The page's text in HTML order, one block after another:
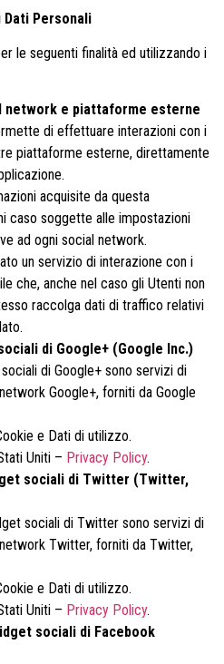
Personali
le seguenti finalità ed utilizzando i
network e piattaforme esterne
di effettuare interazioni con i
piattaforme esterne, direttamente
acquisite da questa
caso soggette alle impostazioni
ad ogni social network.
un servizio di interazione con i
che, anche nel caso gli Utenti non
raccolga dati di traffico relativi
di Google+ (Google Inc.)
di Google+ sono servizi di
Google+, forniti da Google
e Dati di utilizzo.
Uniti – Privacy Policy.
sociali di Twitter (Twitter,
sociali di Twitter sono servizi di
Twitter, forniti da Twitter,
e Dati di utilizzo.
Uniti – Privacy Policy.
sociali di Facebook